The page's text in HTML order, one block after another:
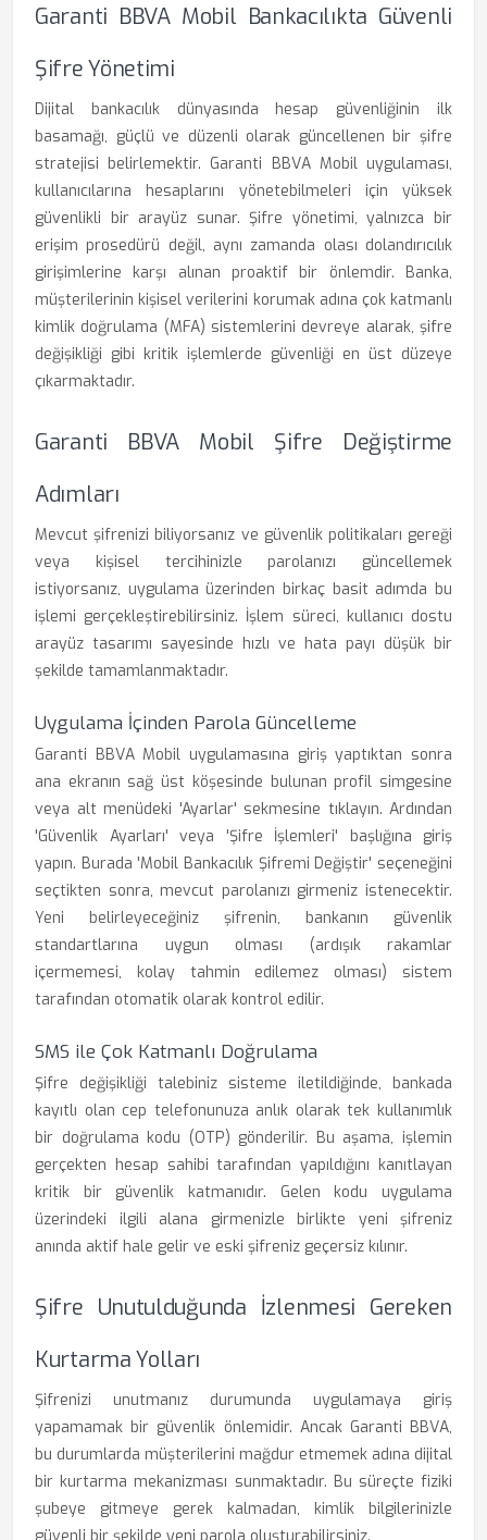
Garanti BBVA Mobil Bankacılıkta Güvenli
Şifre Yönetimi
Dijital bankacılık dünyasında hesap güvenliğinin ilk
basamağı, güçlü ve düzenli olarak güncellenen bir şifre
stratejisi belirlemektir. Garanti BBVA Mobil uygulaması,
kullanıcılarına hesaplarını yönetebilmeleri için yüksek
güvenlikli bir arayüz sunar. Şifre yönetimi, yalnızca bir
erişim prosedürü değil, aynı zamanda olası dolandırıcılık
girişimlerine karşı alınan proaktif bir önlemdir. Banka,
müşterilerinin kişisel verilerini korumak adına çok katmanlı
kimlik doğrulama (MFA) sistemlerini devreye alarak, şifre
değişikliği gibi kritik işlemlerde güvenliği en üst düzeye
çıkarmaktadır.
Garanti BBVA Mobil Şifre Değiştirme
Adımları
Mevcut şifrenizi biliyorsanız ve güvenlik politikaları gereği
veya kişisel tercihinizle parolanızı güncellemek
istiyorsanız, uygulama üzerinden birkaç basit adımda bu
işlemi gerçekleştirebilirsiniz. İşlem süreci, kullanıcı dostu
arayüz tasarımı sayesinde hızlı ve hata payı düşük bir
şekilde tamamlanmaktadır.
Uygulama İçinden Parola Güncelleme
Garanti BBVA Mobil uygulamasına giriş yaptıktan sonra
ana ekranın sağ üst köşesinde bulunan profil simgesine
veya alt menüdeki 'Ayarlar' sekmesine tıklayın. Ardından
'Güvenlik Ayarları' veya 'Şifre İşlemleri' başlığına giriş
yapın. Burada 'Mobil Bankacılık Şifremi Değiştir' seçeneğini
seçtikten sonra, mevcut parolanızı girmeniz istenecektir.
Yeni belirleyeceğiniz şifrenin, bankanın güvenlik
standartlarına uygun olması (ardışık rakamlar
içermemesi, kolay tahmin edilemez olması) sistem
tarafından otomatik olarak kontrol edilir.
SMS ile Çok Katmanlı Doğrulama
Şifre değişikliği talebiniz sisteme iletildiğinde, bankada
kayıtlı olan cep telefonunuza anlık olarak tek kullanımlık
bir doğrulama kodu (OTP) gönderilir. Bu aşama, işlemin
gerçekten hesap sahibi tarafından yapıldığını kanıtlayan
kritik bir güvenlik katmanıdır. Gelen kodu uygulama
üzerindeki ilgili alana girmenizle birlikte yeni şifreniz
anında aktif hale gelir ve eski şifreniz geçersiz kılınır.
Şifre Unutulduğunda İzlenmesi Gereken
Kurtarma Yolları
Şifrenizi unutmanız durumunda uygulamaya giriş
yapamamak bir güvenlik önlemidir. Ancak Garanti BBVA,
bu durumlarda müşterilerini mağdur etmemek adına dijital
bir kurtarma mekanizması sunmaktadır. Bu süreçte fiziki
şubeye gitmeye gerek kalmadan, kimlik bilgilerinizle